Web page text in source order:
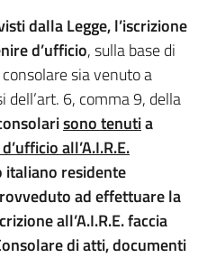
dalla Legge, l’iscrizione
d’ufficio, sulla base di
sia venuto a
6, comma 9, della
sono tenutia
all’A.I.R.E.
residente
ad effettuare la
all’A.I.R.E. faccia
di atti, documenti